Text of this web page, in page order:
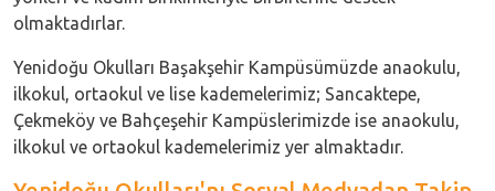
olmaktadırlar.
Yenidoğu Okulları Başakşehir Kampüsümüzde anaokulu,
ilkokul, ortaokul ve lise kademelerimiz; Sancaktepe,
Çekmeköy ve Bahçeşehir Kampüslerimizde ise anaokulu,
ilkokul ve ortaokul kademelerimiz yer almaktadır.